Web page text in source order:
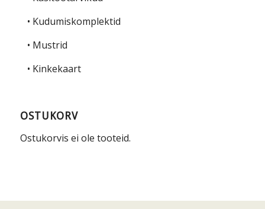
• Kudumiskomplektid
• Mustrid
• Kinkekaart
OSTUKORV
Ostukorvis ei ole tooteid.